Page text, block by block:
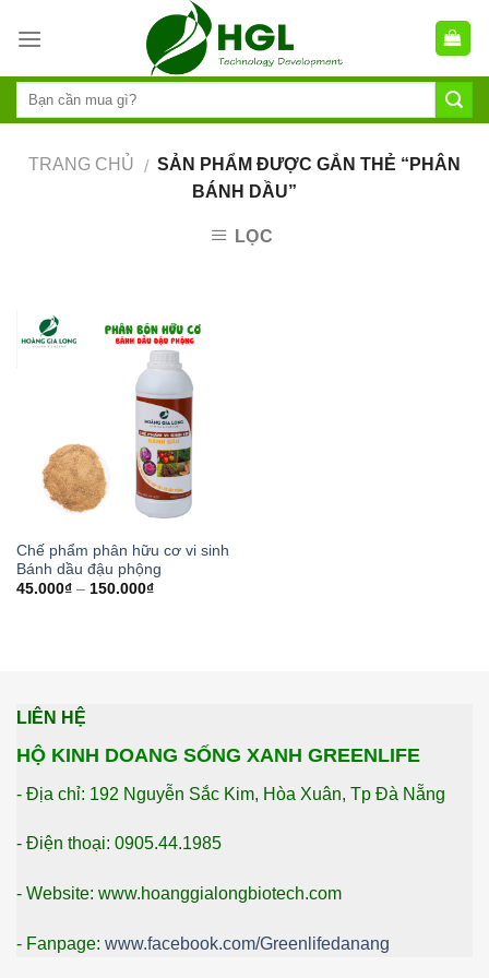
TRANG CHỦ / SẢN PHẨM ĐƯỢC GẮN THẺ “PHÂN
BÁNH DẦU”
LỌC
Chế phẩm phân hữu cơ vi sinh
Bánh dầu đậu phộng
45.000₫– 150.000₫
LIÊN HỆ
HỘ KINH DOANG SỐNG XANH GREENLIFE
- Địa chỉ: 192 Nguyễn Sắc Kim, Hòa Xuân, Tp Đà Nẵng
- Điện thoại: 0905.44.1985
- Website: www.hoanggialongbiotech.com
- Fanpage: www.facebook.com/Greenlifedanang